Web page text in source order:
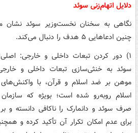
دلایل اتهام‌زنی سوئد
نگاهی به سخنان نخست‌وزیر سوئد
چنین ادعاهایی ۵ هدف را دنبال می‌کند.
۱) دور کردن تبعات داخلی و خارجی:
سوئد به خنثی‌سازی تبعات داخلی و
موهن بر ضد اسلام و قرآن، با
اسلام روبه‌رو شده است؛ بویژه که
صرف سوئد و دانمارک را ناکافی دانسته و بر
برای عدم امکان تکرار آن تأکید کرده و